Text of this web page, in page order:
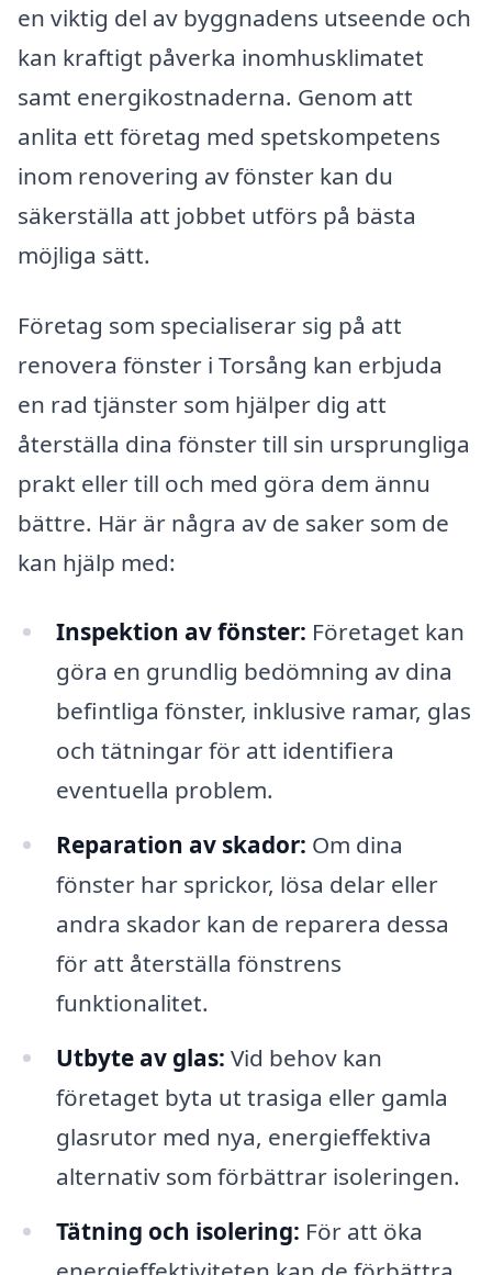
en viktig del av byggnadens utseende och
kan kraftigt påverka inomhusklimatet
samt energikostnaderna. Genom att
anlita ett företag med spetskompetens
inom renovering av fönster kan du
säkerställa att jobbet utförs på bästa
möjliga sätt.
Företag som specialiserar sig på att
renovera fönster i Torsång kan erbjuda
en rad tjänster som hjälper dig att
återställa dina fönster till sin ursprungliga
prakt eller till och med göra dem ännu
bättre. Här är några av de saker som de
kan hjälp med:
Inspektion av fönster: Företaget kan
göra en grundlig bedömning av dina
befintliga fönster, inklusive ramar, glas
och tätningar för att identifiera
eventuella problem.
Reparation av skador: Om dina
fönster har sprickor, lösa delar eller
andra skador kan de reparera dessa
för att återställa fönstrens
funktionalitet.
Utbyte av glas: Vid behov kan
företaget byta ut trasiga eller gamla
glasrutor med nya, energieffektiva
alternativ som förbättrar isoleringen.
Tätning och isolering: För att öka